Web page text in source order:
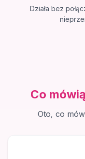
Działa bez
Co
Oto, co